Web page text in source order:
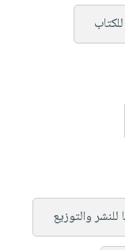
للنشر والتوزيع